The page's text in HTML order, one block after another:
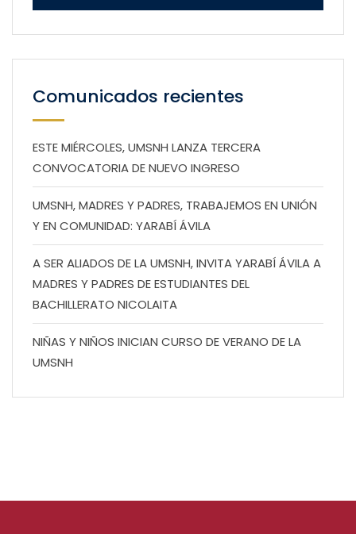
Comunicados recientes
ESTE MIÉRCOLES, UMSNH LANZA TERCERA
CONVOCATORIA DE NUEVO INGRESO
UMSNH, MADRES Y PADRES, TRABAJEMOS EN UNIÓN
Y EN COMUNIDAD: YARABÍ ÁVILA
A SER ALIADOS DE LA UMSNH, INVITA YARABÍ ÁVILA A
MADRES Y PADRES DE ESTUDIANTES DEL
BACHILLERATO NICOLAITA
NIÑAS Y NIÑOS INICIAN CURSO DE VERANO DE LA
UMSNH